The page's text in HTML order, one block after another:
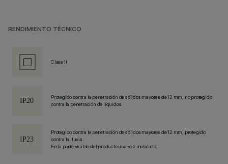
RENDIMIENTO TÉCNICO
Class II
Protegido contra la penetración de sólidos mayores de 12 mm, no protegido
contra la penetración de líquidos.
Protegido contra la penetración de sólidos mayores de 12 mm, protegido
contra la lluvia.
En la parte visible del producto una vez instalado